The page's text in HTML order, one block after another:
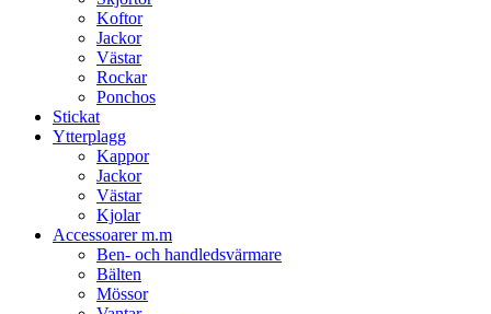
Koftor
Jackor
Västar
Rockar
Ponchos
Stickat
Ytterplagg
Kappor
Jackor
Västar
Kjolar
Accessoarer m.m
Ben- och handledsvärmare
Bälten
Mössor